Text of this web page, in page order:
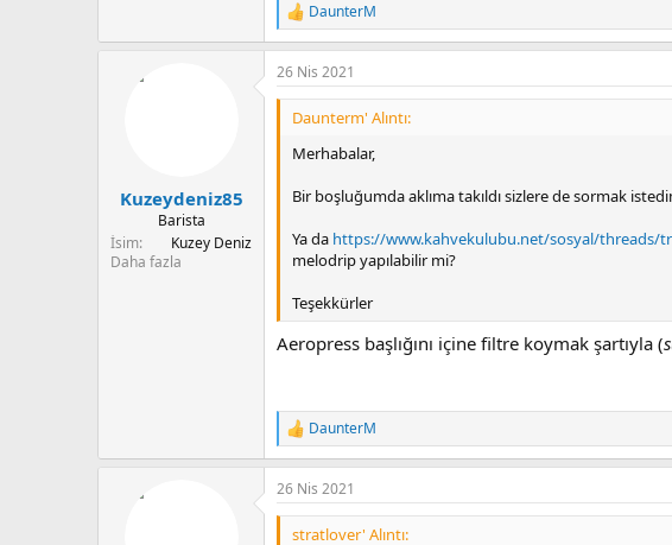
T
e
p
k
i
DaunterM
Kuzeydeniz85
Barista
İsim
Kuzey Deniz
Daha fazla
26 Nis 2021
Daunterm' Alıntı:
Merhabalar,
Bir boşluğumda aklıma takıldı sizlere de sormak
Ya da https://www.kahvekulubu.net/sosyal/threads/
melodrip yapılabilir mi?
Teşekkürler
Aeropress başlığını içine filtre koymak şartıyla (
T
e
p
k
i
DaunterM
26 Nis 2021
stratlover' Alıntı: